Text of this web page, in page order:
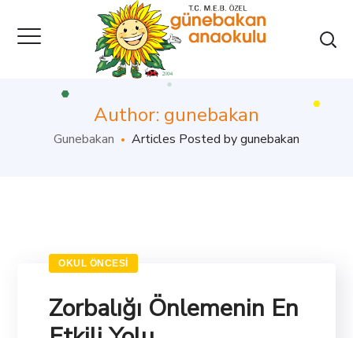
Author: gunebakan
Gunebakan Articles Posted by gunebakan
OKUL ÖNCESI
Zorbalığı Önlemenin En